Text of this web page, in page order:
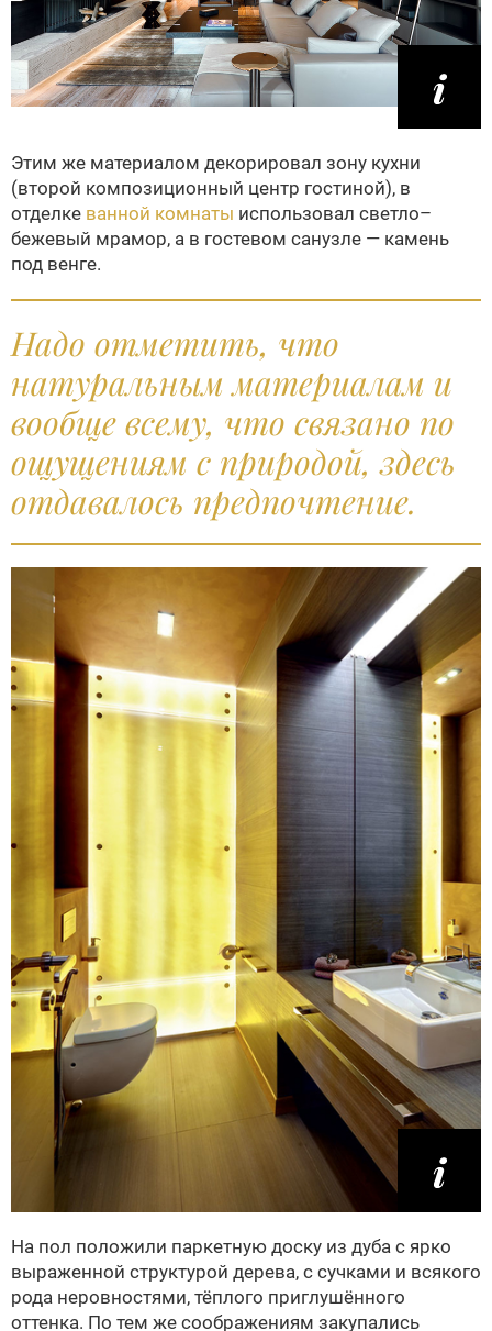
Этим же материалом декорировал зону кухни
(второй композиционный центр гостиной), в
отделке ванной комнаты использовал светло–
бежевый мрамор, а в гостевом санузле — камень
под венге.
Надо отметить, что
натуральным материалам и
вообще всему, что связано по
ощущениям с природой, здесь
отдавалось предпочтение.
На пол положили паркетную доску из дуба с ярко
выраженной структурой дерева, с сучками и всякого
рода неровностями, тёплого приглушённого
оттенка. По тем же соображениям закупались